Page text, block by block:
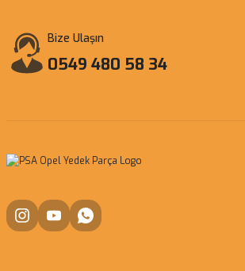
Bize Ulaşın
0549 480 58 34